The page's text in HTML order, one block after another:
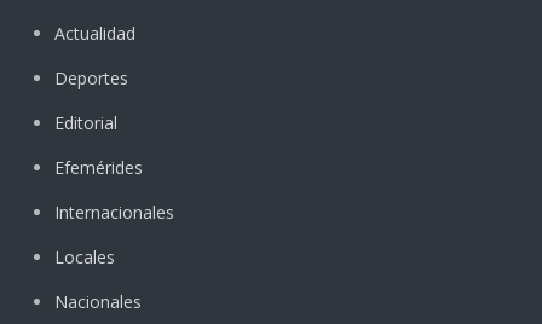
Actualidad
Deportes
Editorial
Efemérides
Internacionales
Locales
Nacionales